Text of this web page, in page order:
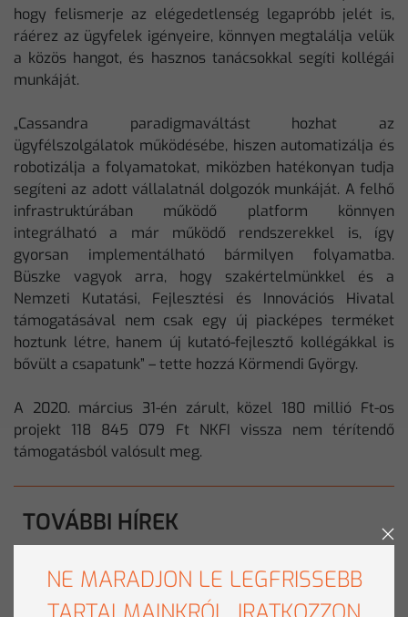
hogy felismerje az elégedetlenség legapróbb jelét is,
ráérez az ügyfelek igényeire, könnyen megtalálja velük
a közös hangot, és hasznos tanácsokkal segíti kollégái
munkáját.
„Cassandra paradigmaváltást hozhat az
ügyfélszolgálatok működésébe, hiszen automatizálja és
robotizálja a folyamatokat, miközben hatékonyan tudja
segíteni az adott vállalatnál dolgozók munkáját. A felhő
infrastruktúrában működő platform könnyen
integrálható a már működő rendszerekkel is, így
gyorsan implementálható bármilyen folyamatba.
Büszke vagyok arra, hogy szakértelmünkkel és a
Nemzeti Kutatási, Fejlesztési és Innovációs Hivatal
támogatásával nem csak egy új piacképes terméket
hoztunk létre, hanem új kutató-fejlesztő kollégákkal is
bővült a csapatunk” – tette hozzá Körmendi György.
A 2020. március 31-én zárult, közel 180 millió Ft-os
projekt 118 845 079 Ft NKFI vissza nem térítendő
támogatásból valósult meg.
TOVÁBBI HÍREK
LEGFRISSEBB HÍREK
NE MARADJON LE LEGFRISSEBB